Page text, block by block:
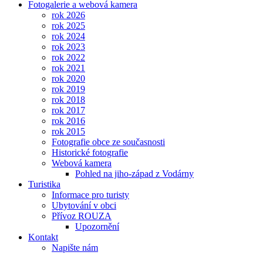
Fotogalerie a webová kamera
rok 2026
rok 2025
rok 2024
rok 2023
rok 2022
rok 2021
rok 2020
rok 2019
rok 2018
rok 2017
rok 2016
rok 2015
Fotografie obce ze současnosti
Historické fotografie
Webová kamera
Pohled na jiho-západ z Vodárny
Turistika
Informace pro turisty
Ubytování v obci
Přívoz ROUZA
Upozornění
Kontakt
Napište nám